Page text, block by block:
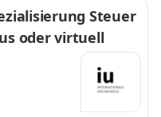
Steuer
oder virtuell